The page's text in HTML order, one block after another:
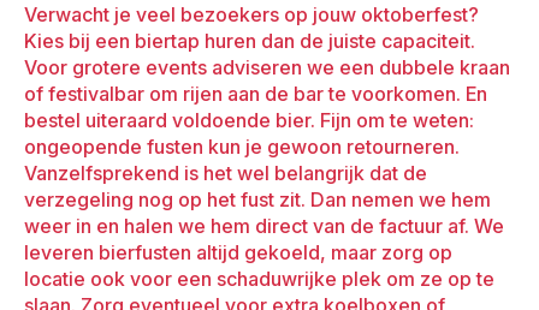
Verwacht je veel bezoekers op jouw oktoberfest?
Kies bij een biertap huren dan de juiste capaciteit.
Voor grotere events adviseren we een dubbele kraan
of festivalbar om rijen aan de bar te voorkomen. En
bestel uiteraard voldoende bier. Fijn om te weten:
ongeopende fusten kun je gewoon retourneren.
Vanzelfsprekend is het wel belangrijk dat de
verzegeling nog op het fust zit. Dan nemen we hem
weer in en halen we hem direct van de factuur af. We
leveren bierfusten altijd gekoeld, maar zorg op
locatie ook voor een schaduwrijke plek om ze op te
slaan. Zorg eventueel voor extra koelboxen of